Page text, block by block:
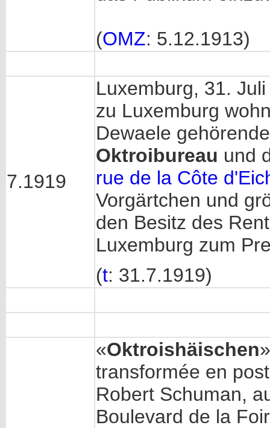
(OMZ: 5.12.1913)
7.1919
Luxemburg, 31.
zu Luxemburg
Dewaele
Oktroibureau und
rue de la Côte
Vorgärtchen und
den Besitz des
Luxemburg zum
(t: 31.7.1919)
«Oktroishäischen
transformée en
Robert Schuman,
Boulevard de la